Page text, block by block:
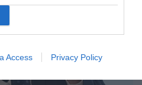
Access Privacy Policy